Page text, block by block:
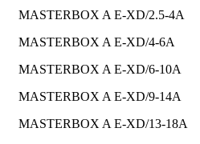
MASTERBOX A E-XD/2.5-4А
MASTERBOX A E-XD/4-6А
MASTERBOX A E-XD/6-10А
MASTERBOX A E-XD/9-14А
MASTERBOX A E-XD/13-18А